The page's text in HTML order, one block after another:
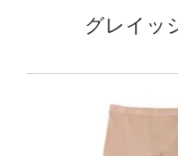
グレイッ